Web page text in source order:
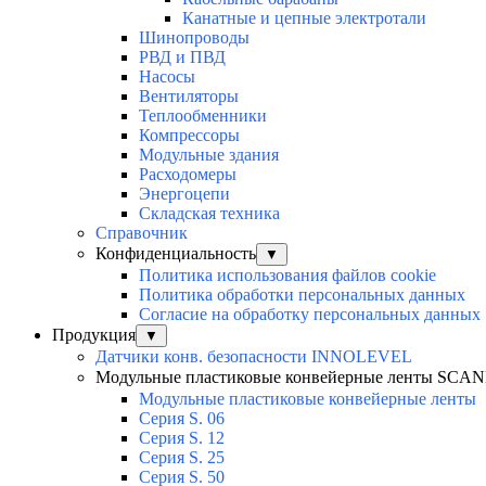
Канатные и цепные электротали
Шинопроводы
РВД и ПВД
Насосы
Вентиляторы
Теплообменники
Компрессоры
Модульные здания
Расходомеры
Энергоцепи
Складская техника
Справочник
Конфиденциальность
▼
Политика использования файлов cookie
Политика обработки персональных данных
Согласие на обработку персональных данных
Продукция
▼
Датчики конв. безопасности INNOLEVEL
Модульные пластиковые конвейерные ленты
Модульные пластиковые конвейерные ленты
Серия S. 06
Серия S. 12
Серия S. 25
Серия S. 50